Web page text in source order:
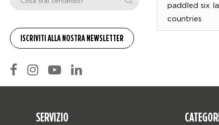
paddled six
countries
SERVIZIO